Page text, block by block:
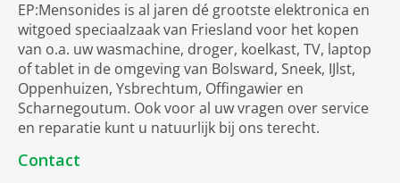
EP:Mensonides is al jaren dé grootste elektronica en
witgoed speciaalzaak van Friesland voor het kopen
van o.a. uw wasmachine, droger, koelkast, TV, laptop
of tablet in de omgeving van Bolsward, Sneek, IJlst,
Oppenhuizen, Ysbrechtum, Offingawier en
Scharnegoutum. Ook voor al uw vragen over service
en reparatie kunt u natuurlijk bij ons terecht.
Contact